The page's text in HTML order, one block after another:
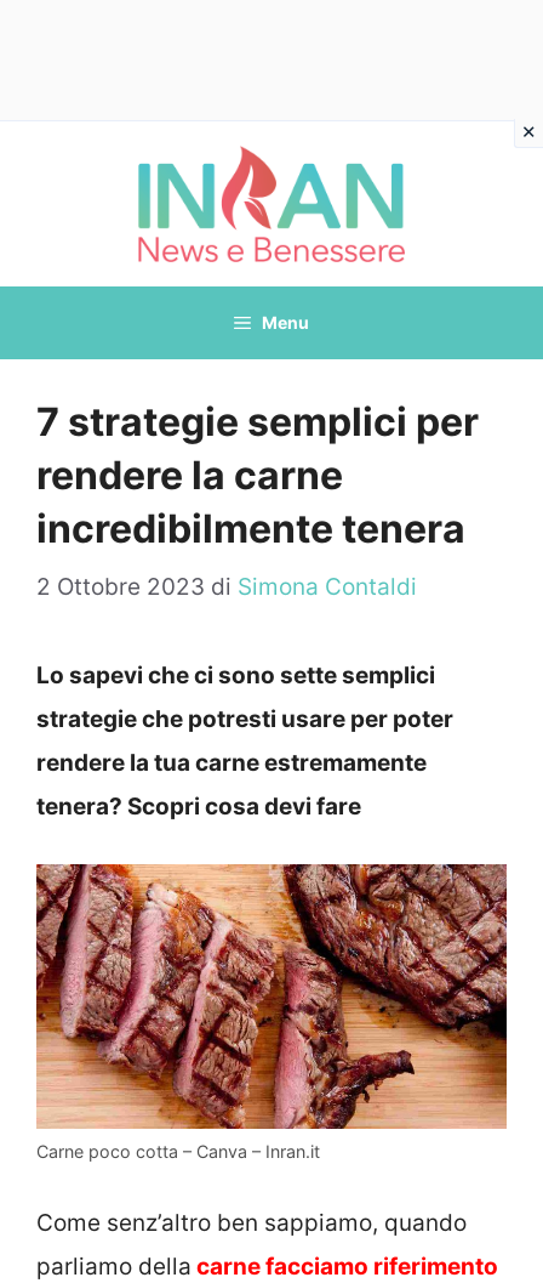
Menu
7 strategie semplici per
rendere la carne
incredibilmente tenera
2 Ottobre 2023 di Simona Contaldi
Lo sapevi che ci sono sette semplici
strategie che potresti usare per poter
rendere la tua carne estremamente
tenera? Scopri cosa devi fare
Carne poco cotta – Canva – Inran.it
Come senz’altro ben sappiamo, quando
parliamo della carne facciamo riferimento